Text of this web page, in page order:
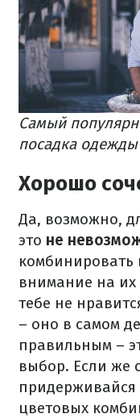
Самый
посадка
Хорошо
Да, возможно,
это не
внимание на их
тебе не
– оно в самом
правильным –
выбор. Если же
придерживайся
цветовых